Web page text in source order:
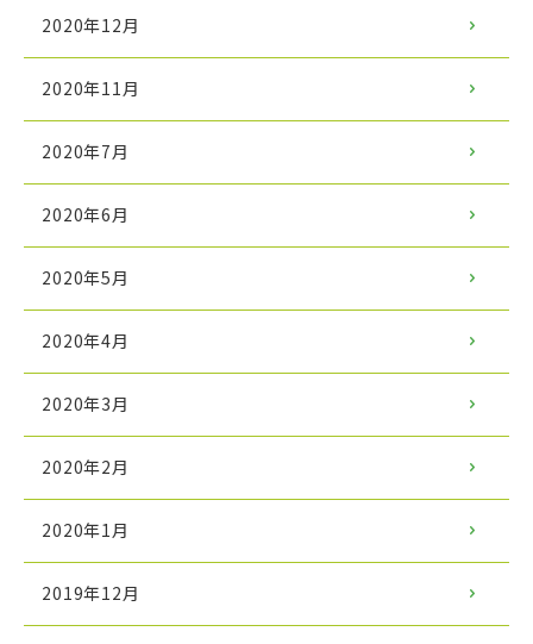
2020年12月
2020年11月
2020年7月
2020年6月
2020年5月
2020年4月
2020年3月
2020年2月
2020年1月
2019年12月